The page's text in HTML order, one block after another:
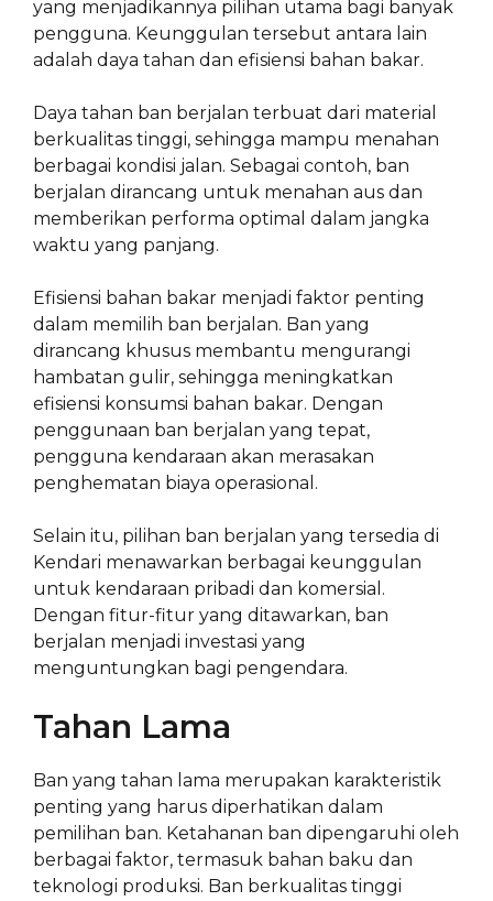
yang menjadikannya pilihan utama bagi banyak
pengguna. Keunggulan tersebut antara lain
adalah daya tahan dan efisiensi bahan bakar.
Daya tahan ban berjalan terbuat dari material
berkualitas tinggi, sehingga mampu menahan
berbagai kondisi jalan. Sebagai contoh, ban
berjalan dirancang untuk menahan aus dan
memberikan performa optimal dalam jangka
waktu yang panjang.
Efisiensi bahan bakar menjadi faktor penting
dalam memilih ban berjalan. Ban yang
dirancang khusus membantu mengurangi
hambatan gulir, sehingga meningkatkan
efisiensi konsumsi bahan bakar. Dengan
penggunaan ban berjalan yang tepat,
pengguna kendaraan akan merasakan
penghematan biaya operasional.
Selain itu, pilihan ban berjalan yang tersedia di
Kendari menawarkan berbagai keunggulan
untuk kendaraan pribadi dan komersial.
Dengan fitur-fitur yang ditawarkan, ban
berjalan menjadi investasi yang
menguntungkan bagi pengendara.
Tahan Lama
Ban yang tahan lama merupakan karakteristik
penting yang harus diperhatikan dalam
pemilihan ban. Ketahanan ban dipengaruhi oleh
berbagai faktor, termasuk bahan baku dan
teknologi produksi. Ban berkualitas tinggi